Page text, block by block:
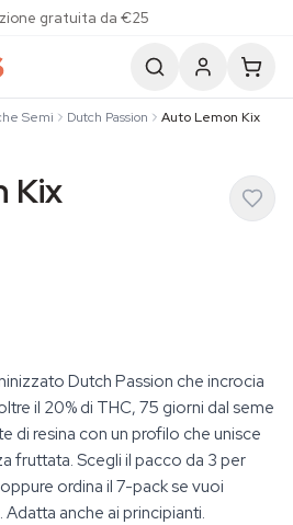
gratuita da €25
Semi Dutch Passion Auto Lemon Kix
Kix
Dutch Passion che incrocia
il 20% di THC, 75 giorni dal seme
di resina con un profilo che unisce
fruttata. Scegli il pacco da 3 per
ordina il 7-pack se vuoi
anche ai principianti.